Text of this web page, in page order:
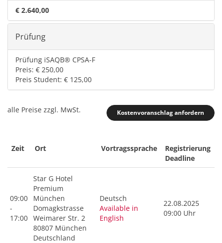
€ 2.640,00
Prüfung
Prüfung iSAQB® CPSA-F
Preis: € 250,00
Preis Student: € 125,00
Kostenvoranschlag anfordern
alle Preise zzgl. MwSt.
Zeit Ort Vortragssprache
Registrierung
Deadline
09:00
-
17:00
Star G Hotel
Premium
München
Domagkstrasse
Weimarer Str. 2
80807 München
Deutschland
Deutsch
Available in
English
22.08.2025
09:00 Uhr